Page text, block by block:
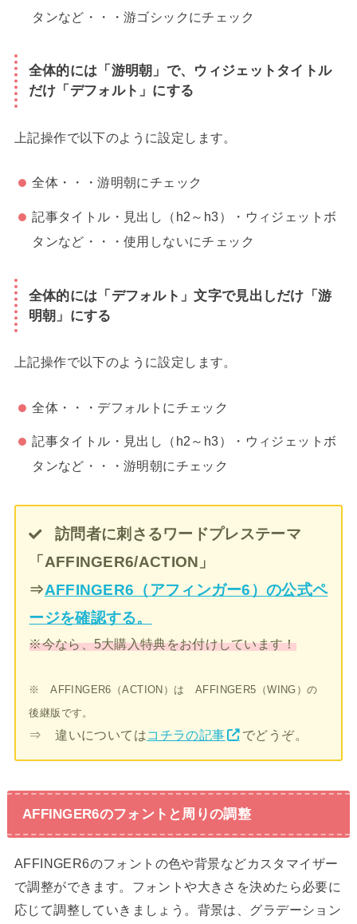
タンなど・・・游ゴシックにチェック
全体的には「游明朝」で、ウィジェットタイトル
だけ「デフォルト」にする
上記操作で以下のように設定します。
全体・・・游明朝にチェック
記事タイトル・見出し（h2～h3）・ウィジェットボ
タンなど・・・使用しないにチェック
全体的には「デフォルト」文字で見出しだけ「游
明朝」にする
上記操作で以下のように設定します。
全体・・・デフォルトにチェック
記事タイトル・見出し（h2～h3）・ウィジェットボ
タンなど・・・游明朝にチェック
訪問者に刺さるワードプレステーマ
「AFFINGER6/ACTION」
⇒AFFINGER6（アフィンガー6）の公式ペ
ージを確認する。
※今なら、5大購入特典をお付けしています！
※ AFFINGER6（ACTION）は AFFINGER5（WING）の
後継版です。
⇒ 違いについてはコチラの記事 でどうぞ。
AFFINGER6のフォントと周りの調整
AFFINGER6のフォントの色や背景などカスタマイザー
で調整ができます。フォントや大きさを決めたら必要に
応じて調整していきましょう。背景は、グラデーション